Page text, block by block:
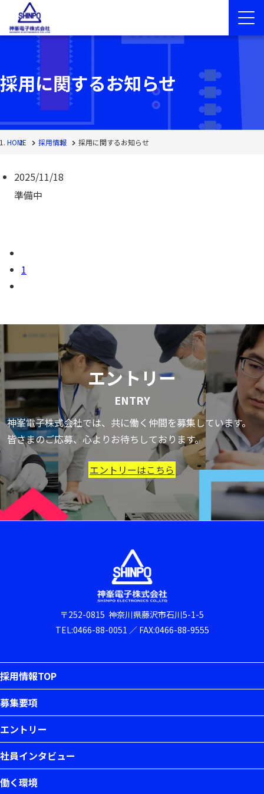
採用に関するお知らせ
HOME 採用情報 採用に関するお知らせ
2025/11/18
準備中
1
エントリー
ENTRY
神峯電子株式会社では、共に働く仲間を募集しています。
皆さまのご応募、心よりお待ちしております。
エントリーはこちら
〒252-0815 神奈川県藤沢市石川5-1-5
TEL:0466-88-0051 ／ FAX:0466-88-9555
採用情報TOP
募集要項
エントリー
社員インタビュー
働く環境